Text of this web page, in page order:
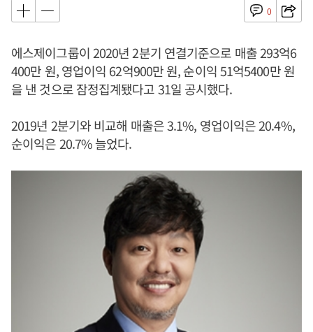
0
에스제이그룹이 2020년 2분기 연결기준으로 매출 293억6
400만 원, 영업이익 62억900만 원, 순이익 51억5400만 원
을 낸 것으로 잠정집계됐다고 31일 공시했다.
2019년 2분기와 비교해 매출은 3.1%, 영업이익은 20.4%,
순이익은 20.7% 늘었다.